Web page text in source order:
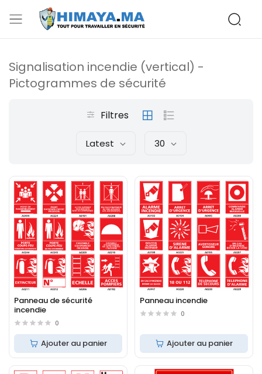
Signalisation incendie (vertical) -
Pictogrammes de sécurité
Filtres
Latest 30
Panneau de sécurité
incendie
0
Ajouter au panier
Panneau incendie
0
Ajouter au panier